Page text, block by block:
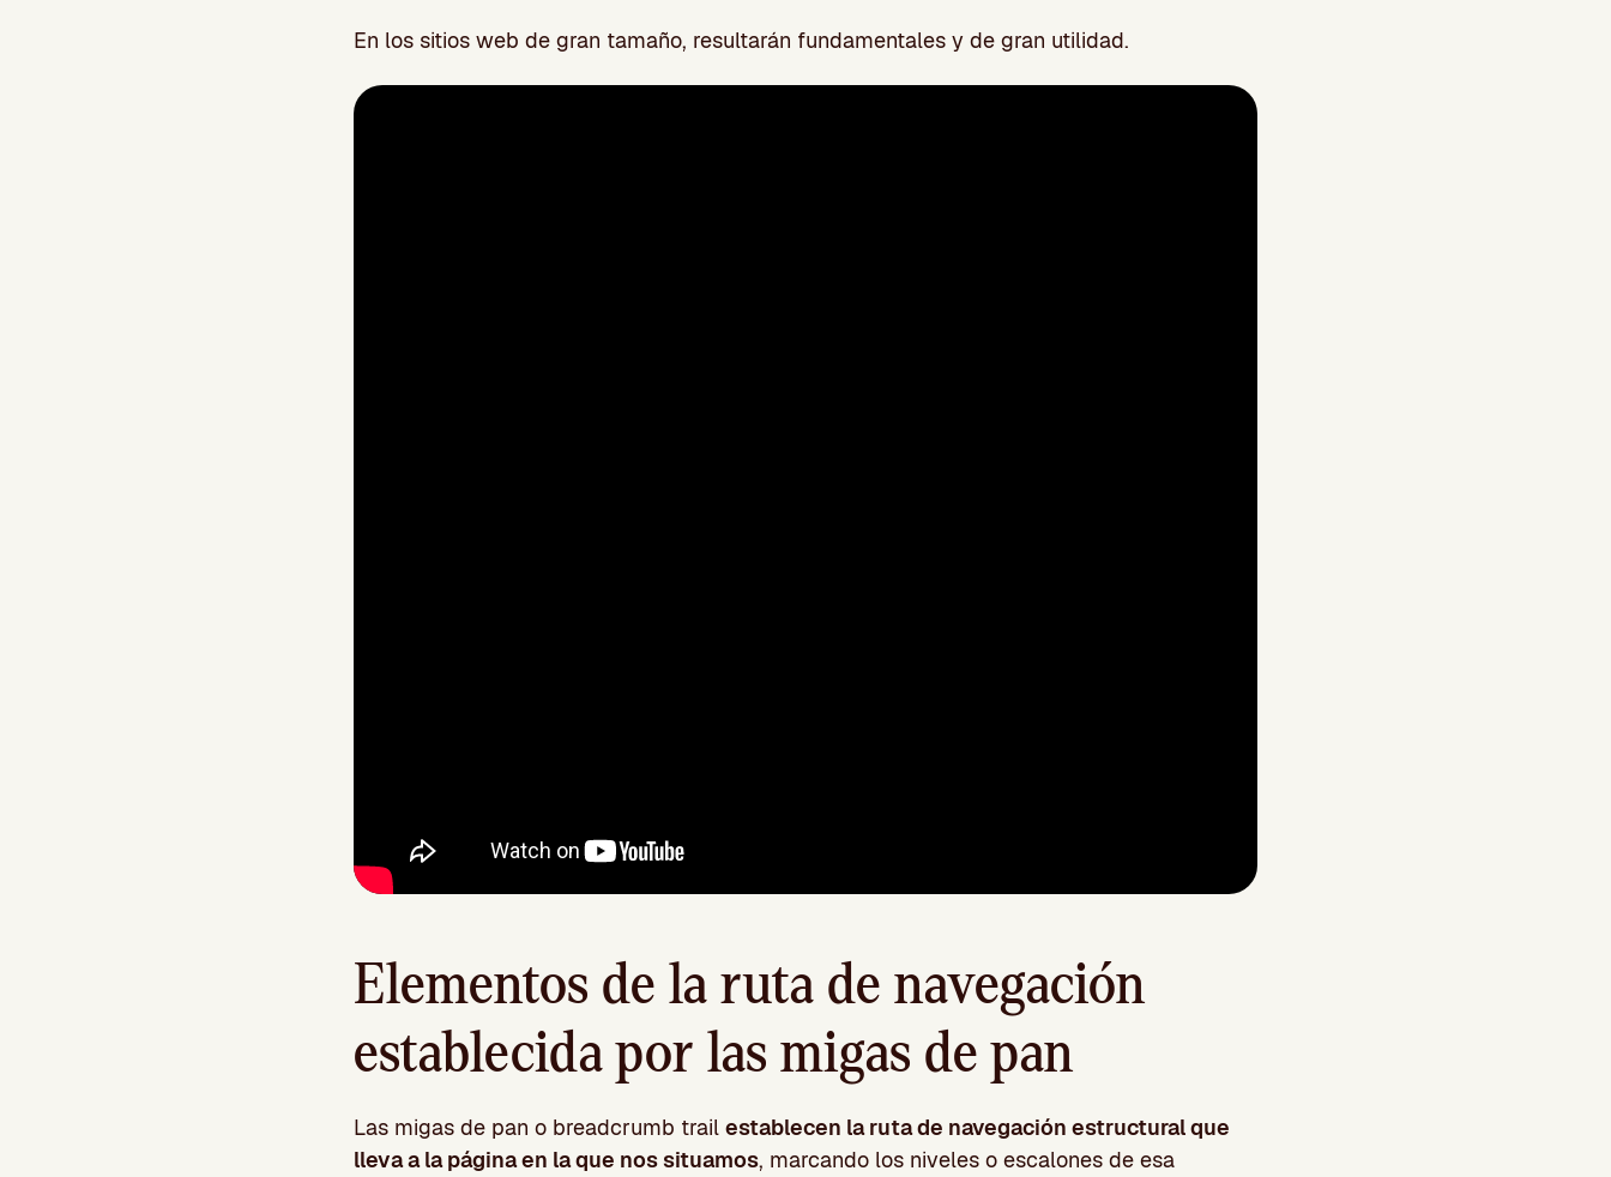
En los sitios web de gran tamaño, resultarán fundamentales y de gran utilidad.
Elementos de la ruta de navegación
establecida por las migas de pan
Las migas de pan o breadcrumb trail establecen la ruta de navegación estructural que
lleva a la página en la que nos situamos, marcando los niveles o escalones de esa